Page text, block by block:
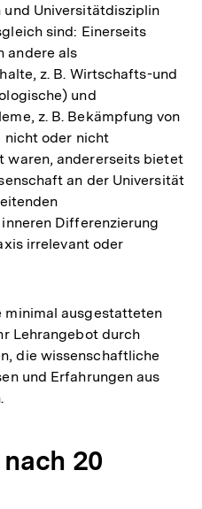
und Universitätdisziplin
sind: Einerseits
andere als
z. B. Wirtschafts-und
und
z. B. Bekämpfung von
nicht oder nicht
waren, andererseits bietet
an der Universität
Differenzierung
irrelevant oder
minimal ausgestatteten
Lehrangebot durch
die wissenschaftliche
und Erfahrungen aus
nach 20